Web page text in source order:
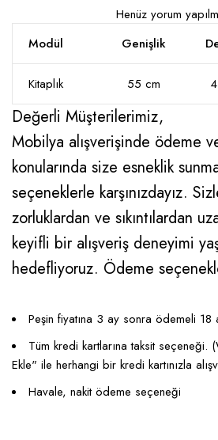
Henüz yorum
Modül
Genişlik
Kitaplık 55 cm
Değerli Müşterilerimiz,
Mobilya alışverişinde ödeme
konularında size esneklik
seçeneklerle karşınızdayız.
zorluklardan ve sıkıntılardan
keyifli bir alışveriş deneyimi
hedefliyoruz. Ödeme
Peşin fiyatına 3 ay sonra ödemeli 18
Tüm kredi kartlarına taksit seçeneği.
Ekle" ile herhangi bir kredi kartınızla
Havale, nakit ödeme seçeneği